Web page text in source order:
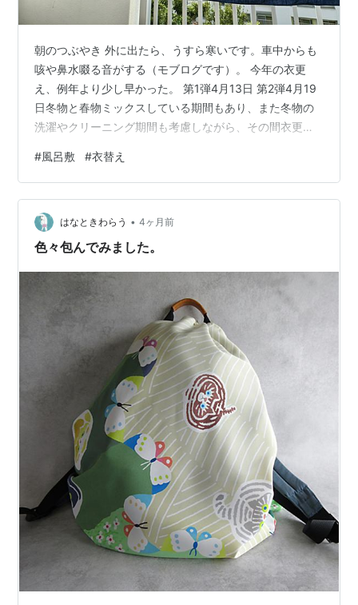
朝のつぶやき 外に出たら、うすら寒いです。車中からも
咳や鼻水啜る音がする（モブログです）。 今年の衣更
え、例年より少し早かった。 第1弾4月13日 第2弾4月19
日冬物と春物ミックスしている期間もあり、また冬物の
洗濯やクリーニング期間も考慮しながら、その間衣更え
用している。勿論部屋が狭い所為もある（笑）先日風呂
敷保管も終わったので、大風呂敷を洗いベランダに干し
た。なんかいいんじゃない(^O^)／ 私がいなくなったら処
分されるでしょうから記念にパチリ（笑）う〜〜ん、大
ぼらでも吹ければ面白いのに（笑）
#風呂敷 #衣替え
はなときわらう • 4ヶ月前
色々包んでみました。